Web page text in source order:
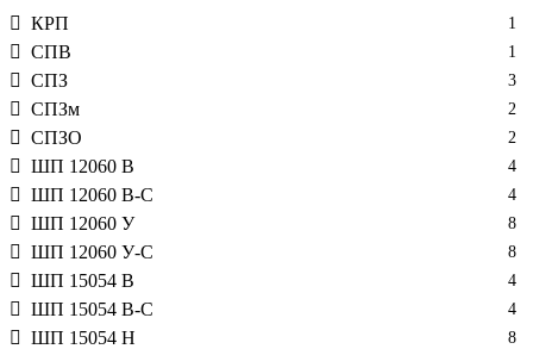
КРП 1
СПВ 1
СПЗ 3
СПЗм 2
СПЗО 2
ШП 12060 В 4
ШП 12060 В-С 4
ШП 12060 У 8
ШП 12060 У-С 8
ШП 15054 В 4
ШП 15054 В-С 4
ШП 15054 Н 8